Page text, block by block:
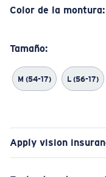
Color de la montura:
Tamaño:
M (54-17) L (56-17)
Apply vision